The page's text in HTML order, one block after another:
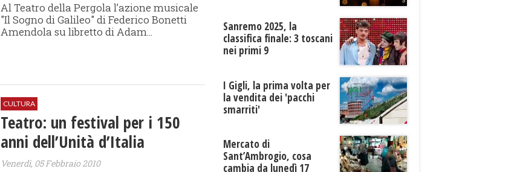
Al Teatro della Pergola l’azione musicale
"Il Sogno di Galileo" di Federico Bonetti
Amendola su libretto di Adam...
CULTURA
Teatro: un festival per i 150
anni dell’Unità d’Italia
Venerdì, 05 Febbraio 2010
Sanremo 2025, la
classifica finale: 3 toscani
nei primi 9
I Gigli, la prima volta per
la vendita dei 'pacchi
smarriti'
Mercato di
Sant’Ambrogio, cosa
cambia da lunedì 17